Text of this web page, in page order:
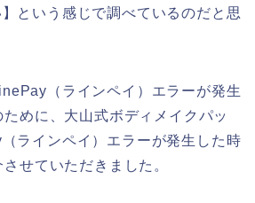
という感じで調べているのだと思
（ラインペイ）エラーが発生
めに、大山式ボディメイクパッ
ラインペイ）エラーが発生した時
せていただきました。